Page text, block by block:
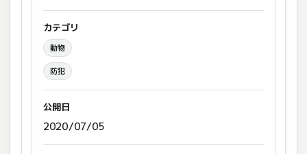
カテゴリ
動物
防犯
公開日
2020/07/05